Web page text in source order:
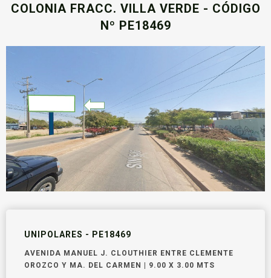
COLONIA FRACC. VILLA VERDE - CÓDIGO
Nº PE18469
UNIPOLARES - PE18469
AVENIDA MANUEL J. CLOUTHIER ENTRE CLEMENTE
OROZCO Y MA. DEL CARMEN | 9.00 X 3.00 MTS